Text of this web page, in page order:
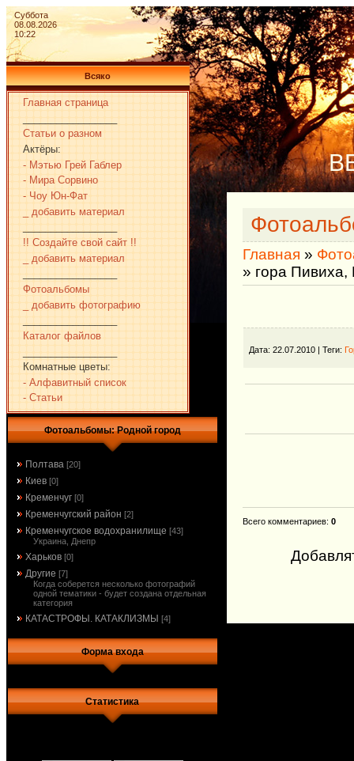
Суббота
08.08.2026
10:22
Всяко
Главная страница
Статьи о разном
Актёры:
- Мэтью Грей Габлер
- Мира Сорвино
- Чоу Юн-Фат
_ добавить материал
!! Создайте свой сайт !!
_ добавить материал
Фотоальбомы
_ добавить фотографию
Каталог файлов
Комнатные цветы:
- Алфавитный список
- Статьи
Фотоальбомы: Родной город
Полтава [20]
Киев [0]
Кременчуг [0]
Кременчугский район [2]
Кременчугское водохранилище [43]
Украина, Днепр
Харьков [0]
Другие [7]
Когда соберется несколько фотографий
одной тематики - будет создана отдельная
категория
КАТАСТРОФЫ. КАТАКЛИЗМЫ [4]
Форма входа
Статистика
Главная »
» гора Пивиха,
Дата: 22.07.2010 | Теги:
Всего комментариев: 0